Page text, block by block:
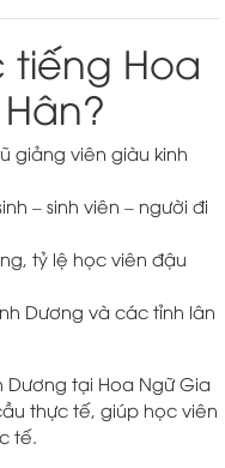
tiếng Hoa
giảng viên giàu kinh
– sinh viên – người đi
tỷ lệ học viên đậu
Dương và các tỉnh lân
tại Hoa Ngữ Gia
thực tế, giúp học viên
tế.